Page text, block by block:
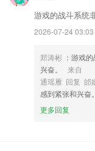
游戏的战斗系统
2026-07-24 03:03
郑涛彬 ：游戏
兴奋。
来自
通瑶雁 回复 邰
感到紧张和兴奋。
更多回复